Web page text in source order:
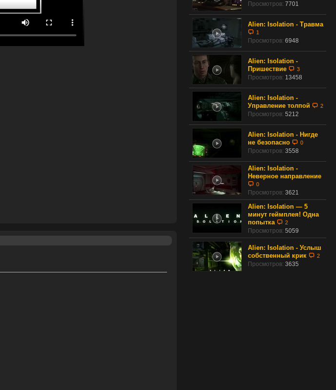
Просмотров: 7701
Alien: Isolation - Травма
1
Просмотров: 6948
Alien: Isolation -
Пришествие
3
Просмотров: 13458
Alien: Isolation -
Управление толпой
2
Просмотров: 5212
Alien: Isolation - Нигде
не безопасно
0
Просмотров: 3558
Alien: Isolation -
Неверное направление
0
Просмотров: 3621
Alien: Isolation — 5
минут геймплея! Одна
попытка
2
Просмотров: 5059
Alien: Isolation - Услыш
собственный крик
2
Просмотров: 3635